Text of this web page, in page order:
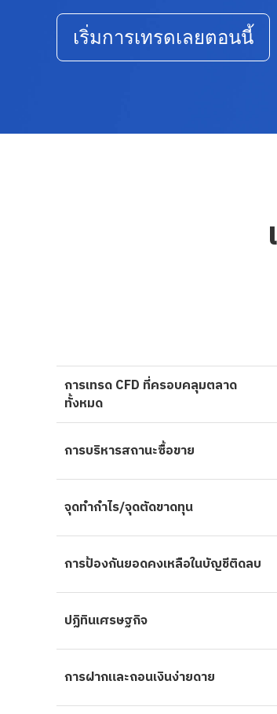
เริ่มการเทรดเลยตอนนี้
การเทรด CFD ที่ครอบคลุมตลาด
ทั้งหมด
การบริหารสถานะซื้อขาย
จุดทำกำไร/จุดตัดขาดทุน
การป้องกันยอดคงเหลือในบัญชีติดลบ
ปฏิทินเศรษฐกิจ
การฝากและถอนเงินง่ายดาย